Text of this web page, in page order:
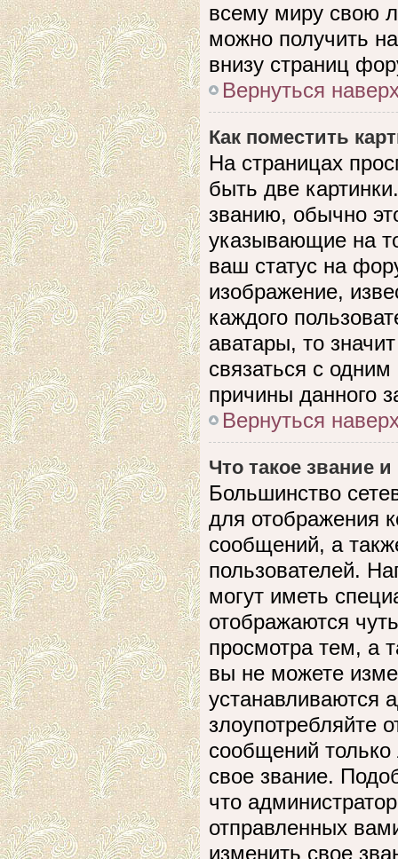
всему миру свою
можно получить
внизу страниц
Вернуться
Как поместить
На страницах
быть две
званию, обычно
указывающие на
ваш статус на
изображение,
каждого
аватары, то
связаться с
причины данного
Вернуться
Что такое звание
Большинство
для отображения
сообщений, а
пользователей.
могут иметь
отображаются
просмотра тем, а
вы не можете
устанавливаются
злоупотребляйте
сообщений
свое звание.
что
отправленных
изменить свое